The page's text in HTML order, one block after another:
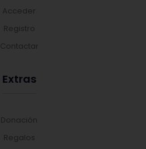
Acceder
Registro
Contactar
Extras
Donación
Regalos